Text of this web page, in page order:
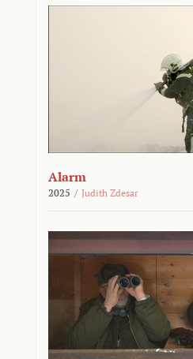
Alarm
2025 / Judith Zdesar